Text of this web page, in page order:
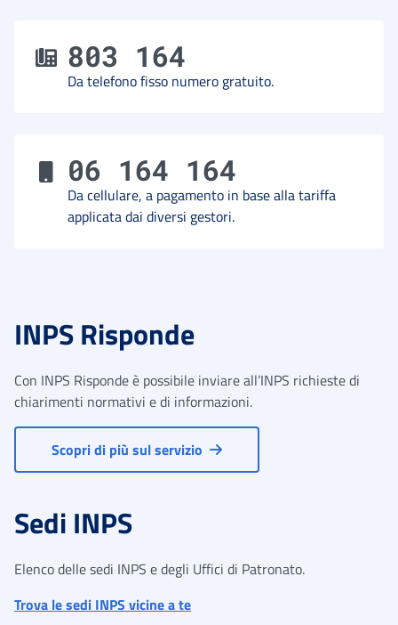
803 164
Da telefono fisso numero gratuito.
06 164 164
Da cellulare, a pagamento in base alla tariffa
applicata dai diversi gestori.
INPS Risponde
Con INPS Risponde è possibile inviare all’INPS richieste di
chiarimenti normativi e di informazioni.
Scopri di più sul servizio
Sedi INPS
Elenco delle sedi INPS e degli Uffici di Patronato.
Trova le sedi INPS vicine a te